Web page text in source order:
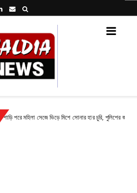
মহিলা সেজে ভিড়ে মিশে সোনার হার চুরি, পুলিশের জালে